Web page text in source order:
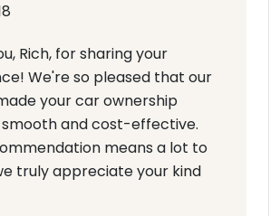
Rich, for sharing your
We're so pleased that our
your car ownership
and cost-effective.
means a lot to
truly appreciate your kind